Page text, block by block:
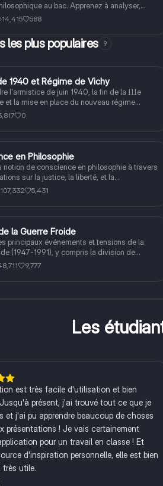
au bac. Apprenez à analyser,
et critiquer des extraits philosophiques en
étapes claires. Idéal pour les élèves de
14,415 588
les plus populaires 9
1940 et Régime de Vichy
l'armistice de juin 1940, la fin de la IIIe
et la mise en place du nouveau régime
Philippe Pétain.
0
en Philosophie
notion de conscience en philosophie à travers
sur la justice, la liberté, et la
Cette fiche de révision aborde les débats
sur la conscience, le cogito, et les valeurs
approfondir leur compréhension des enjeux
existentiels.
107,332 5,431
la Guerre Froide
principaux événements et tensions de la
(1947-1991), y compris la division de
la crise de Cuba, la guerre du Vietnam, et la
Cette fiche de révision couvre les
9,777
Les
est très facile d'utilisation et bien
présent, j'ai trouvé tout ce que je
et j'ai pu apprendre beaucoup de choses
présentations ! Je vais certainement
pour un travail en classe ! Et
d'inspiration personnelle, elle est bien
très utile.